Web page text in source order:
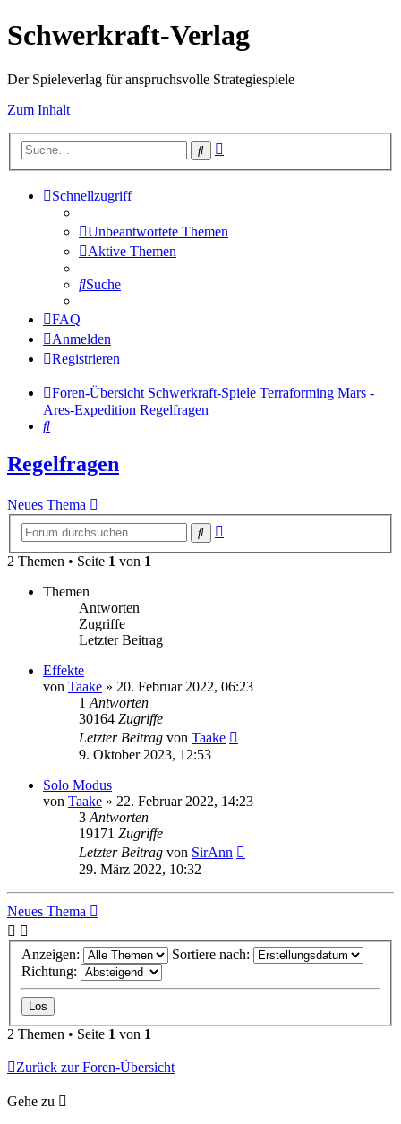
Schwerkraft-Verlag
Der Spieleverlag für anspruchsvolle Strategiespiele
Zum Inhalt
Suche
Schnellzugriff
Unbeantwortete Themen
Aktive Themen
Suche
FAQ
Anmelden
Registrieren
Foren-Übersicht Schwerkraft-Spiele Terraforming Mars -
Ares-Expedition Regelfragen
Suche
Regelfragen
Neues Thema
Suche
2 Themen • Seite 1 von 1
Themen
Antworten
Zugriffe
Letzter Beitrag
Effekte
von Taake » 20. Februar 2022, 06:23
1 Antworten
30164 Zugriffe
Letzter Beitrag von Taake
9. Oktober 2023, 12:53
Solo Modus
von Taake » 22. Februar 2022, 14:23
3 Antworten
19171 Zugriffe
Letzter Beitrag von SirAnn
29. März 2022, 10:32
Neues Thema
Anzeigen:
Sortiere nach:
Richtung:
2 Themen • Seite 1 von 1
Zurück zur Foren-Übersicht
Gehe zu